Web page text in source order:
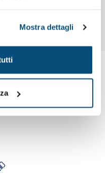
Mostra dettagli
nel settore, ti